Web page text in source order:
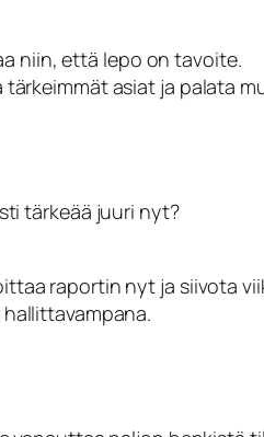
niin, että lepo on tavoite.
asiat ja palata
tärkeää juuri nyt?
raportin nyt ja siivota